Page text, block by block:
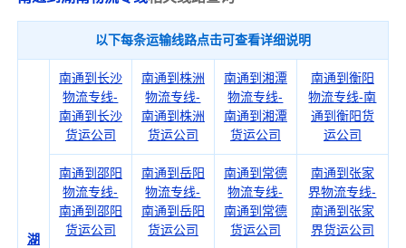
以下每条运输线路点击可查看详细说明
湖
南通到长沙
物流专线-
南通到长沙
货运公司
南通到株洲
物流专线-
南通到株洲
货运公司
南通到湘潭
物流专线-
南通到湘潭
货运公司
南通到衡阳
物流专线-南
通到衡阳货
运公司
南通到邵阳
物流专线-
南通到邵阳
货运公司
南通到岳阳
物流专线-
南通到岳阳
货运公司
南通到常德
物流专线-
南通到常德
货运公司
南通到张家
界物流专线-
南通到张家
界货运公司